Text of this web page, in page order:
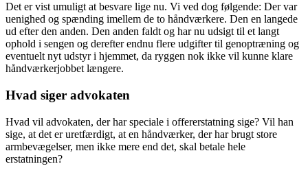
Det er vist umuligt at besvare lige nu. Vi ved dog følgende: Der var
uenighed og spænding imellem de to håndværkere. Den en langede
ud efter den anden. Den anden faldt og har nu udsigt til et langt
ophold i sengen og derefter endnu flere udgifter til genoptræning og
eventuelt nyt udstyr i hjemmet, da ryggen nok ikke vil kunne klare
håndværkerjobbet længere.
Hvad siger advokaten
Hvad vil advokaten, der har speciale i offererstatning sige? Vil han
sige, at det er uretfærdigt, at en håndværker, der har brugt store
armbevægelser, men ikke mere end det, skal betale hele
erstatningen?